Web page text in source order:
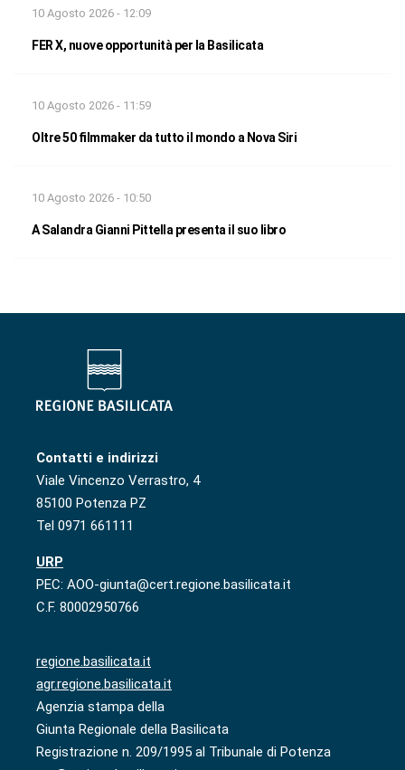
10 Agosto 2026 - 12:09
FER X, nuove opportunità per la Basilicata
10 Agosto 2026 - 11:59
Oltre 50 filmmaker da tutto il mondo a Nova Siri
10 Agosto 2026 - 10:50
A Salandra Gianni Pittella presenta il suo libro
Contatti e indirizzi
Viale Vincenzo Verrastro, 4
85100 Potenza PZ
Tel 0971 661111
URP
PEC: AOO-giunta@cert.regione.basilicata.it
C.F. 80002950766
regione.basilicata.it
agr.regione.basilicata.it
Agenzia stampa della
Giunta Regionale della Basilicata
Registrazione n. 209/1995 al Tribunale di Potenza